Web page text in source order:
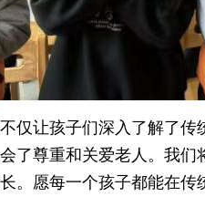
仅让孩子们深入了解了传
了尊重和关爱老人。我
。愿每一个孩子都能在传